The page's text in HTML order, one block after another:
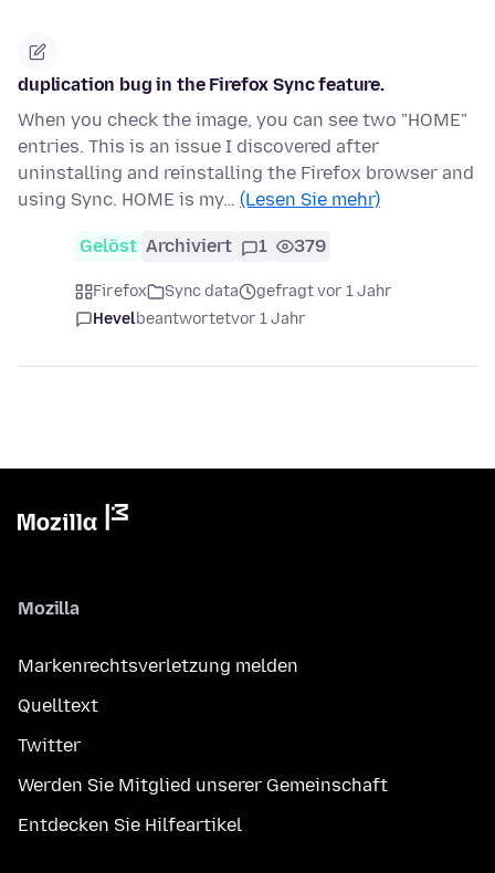
duplication bug in the Firefox Sync feature.
When you check the image, you can see two "HOME"
entries. This is an issue I discovered after
uninstalling and reinstalling the Firefox browser and
using Sync. HOME is my… (Lesen Sie mehr)
Gelöst Archiviert 1 379
Firefox Sync data
gefragt vor 1 Jahr
Hevelbeantwortetvor 1 Jahr
Mozilla
Markenrechtsverletzung melden
Quelltext
Twitter
Werden Sie Mitglied unserer Gemeinschaft
Entdecken Sie Hilfeartikel